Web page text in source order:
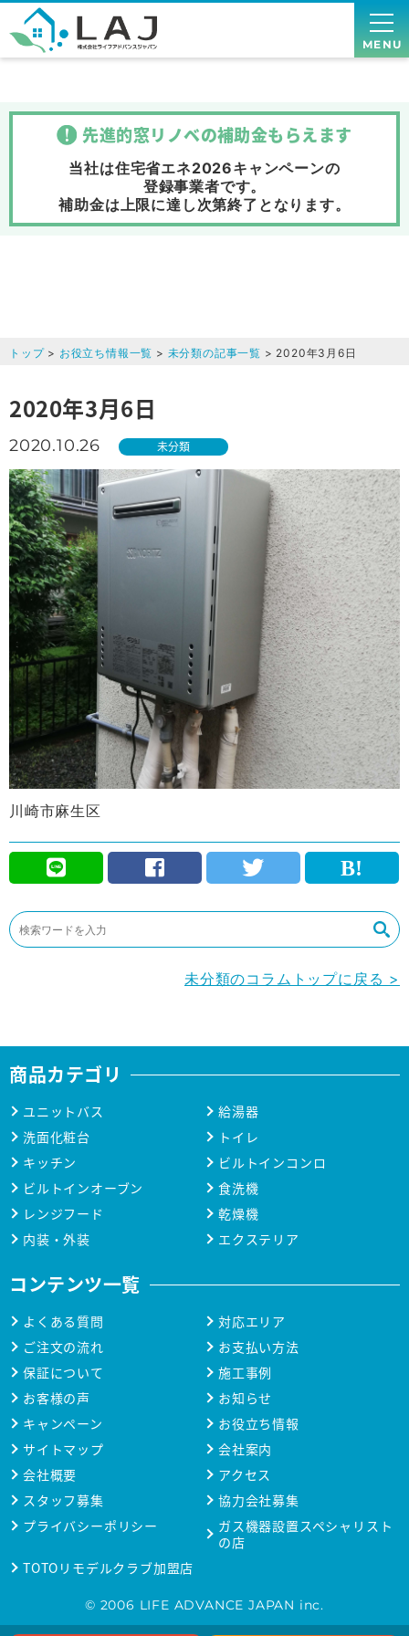
MENU
先進的窓リノベの補助金もらえます
当社は住宅省エネ2026キャンペーンの
登録事業者です。
補助金は上限に達し次第終了 となります。
トップ> お役立ち情報一覧 > 未分類の記事一覧 > 2020年3月6日
2020年3月6日
2020.10.26 未分類
川崎市麻生区
未分類のコラムトップに戻る >
商品カテゴリ
ユニットバス
給湯器
洗面化粧台
トイレ
キッチン
ビルトインコンロ
ビルトインオーブン
食洗機
レンジフード
乾燥機
内装・外装
エクステリア
コンテンツ一覧
よくある質問
対応エリア
ご注文の流れ
お支払い方法
保証について
施工事例
お客様の声
お知らせ
キャンペーン
お役立ち情報
サイトマップ
会社案内
会社概要
アクセス
スタッフ募集
協力会社募集
プライバシーポリシー
ガス機器設置スペシャリスト
の店
TOTOリモデルクラブ加盟店
© 2006 LIFE ADVANCE JAPAN inc.